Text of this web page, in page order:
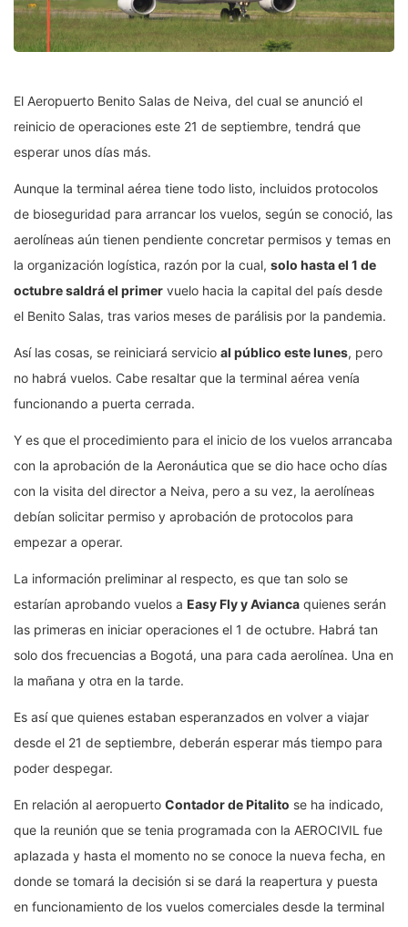
El Aeropuerto Benito Salas de Neiva, del cual se anunció el
reinicio de operaciones este 21 de septiembre, tendrá que
esperar unos días más.
Aunque la terminal aérea tiene todo listo, incluidos protocolos
de bioseguridad para arrancar los vuelos, según se conoció, las
aerolíneas aún tienen pendiente concretar permisos y temas en
la organización logística, razón por la cual, solo hasta el 1 de
octubre saldrá el primer vuelo hacia la capital del país desde
el Benito Salas, tras varios meses de parálisis por la pandemia.
Así las cosas, se reiniciará servicio al público este lunes, pero
no habrá vuelos. Cabe resaltar que la terminal aérea venía
funcionando a puerta cerrada.
Y es que el procedimiento para el inicio de los vuelos arrancaba
con la aprobación de la Aeronáutica que se dio hace ocho días
con la visita del director a Neiva, pero a su vez, la aerolíneas
debían solicitar permiso y aprobación de protocolos para
empezar a operar.
La información preliminar al respecto, es que tan solo se
estarían aprobando vuelos a Easy Fly y Avianca quienes serán
las primeras en iniciar operaciones el 1 de octubre. Habrá tan
solo dos frecuencias a Bogotá, una para cada aerolínea. Una en
la mañana y otra en la tarde.
Es así que quienes estaban esperanzados en volver a viajar
desde el 21 de septiembre, deberán esperar más tiempo para
poder despegar.
En relación al aeropuerto Contador de Pitalito se ha indicado,
que la reunión que se tenia programada con la AEROCIVIL fue
aplazada y hasta el momento no se conoce la nueva fecha, en
donde se tomará la decisión si se dará la reapertura y puesta
en funcionamiento de los vuelos comerciales desde la terminal